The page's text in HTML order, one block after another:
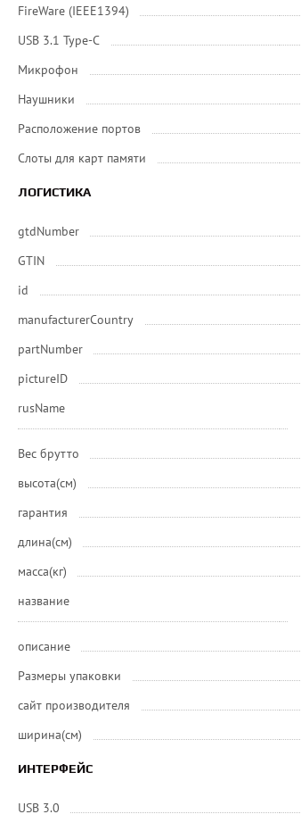
FireWare (IEEE1394)
USB 3.1 Type-C
Микрофон
Наушники
Расположение портов
Слоты для карт памяти
ЛОГИСТИКА
gtdNumber
GTIN
id
manufacturerCountry
partNumber
pictureID
rusName
Вес брутто
высота(см)
гарантия
длина(см)
масса(кг)
название
описание
Размеры упаковки
сайт производителя
ширина(см)
ИНТЕРФЕЙС
USB 3.0